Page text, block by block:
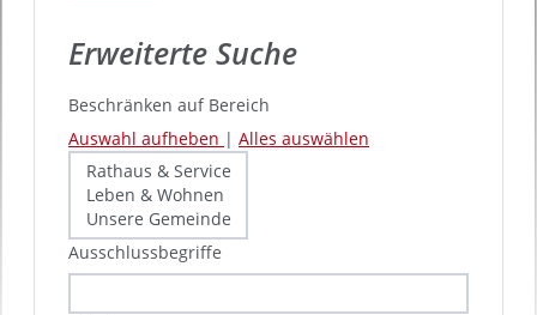
Erweiterte Suche
Beschränken auf Bereich
Auswahl aufheben | Alles auswählen
Ausschlussbegriffe